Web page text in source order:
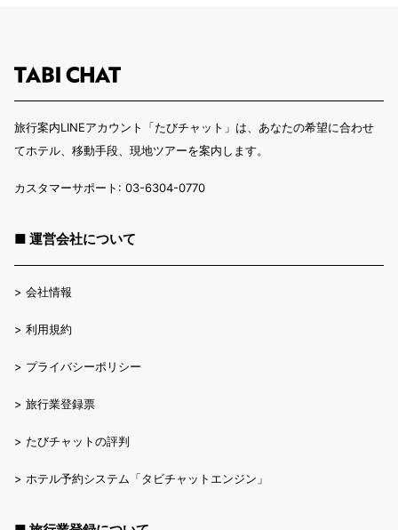
旅行案内LINEアカウント「たびチャット」は、あなたの希望に合わせ
てホテル、移動手段、現地ツアーを案内します。
カスタマーサポート: 03-6304-0770
■ 運営会社について
> 会社情報
> 利用規約
> プライバシーポリシー
> 旅行業登録票
> たびチャットの評判
> ホテル予約システム「タビチャットエンジン」